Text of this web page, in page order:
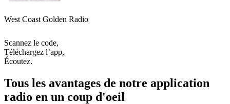
West Coast Golden Radio
Scannez le code,
Téléchargez l’app,
Écoutez.
Tous les avantages de notre application
radio en un coup d'oeil